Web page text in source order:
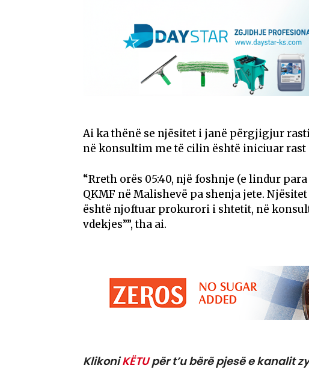
Ai ka thënë se njësitet i janë përgjigjur
në konsultim me të cilin është iniciuar rast
“Rreth orës 05:40, një foshnje (e lindur
QKMF në Malishevë pa shenja jete.
është njoftuar prokurori i shtetit, në
vdekjes””, tha ai.
KlikoniKËTUpër t’u bërë pjesë e kanalit